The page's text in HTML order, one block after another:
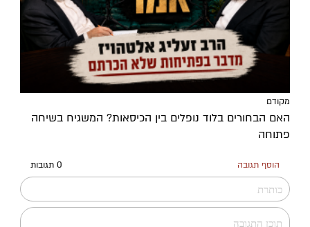
מקודם
האם הבחורים בלוד נופלים בין הכיסאות? המשגיח בשיחה
פתוחה
הוסף תגובה 0 תגובות